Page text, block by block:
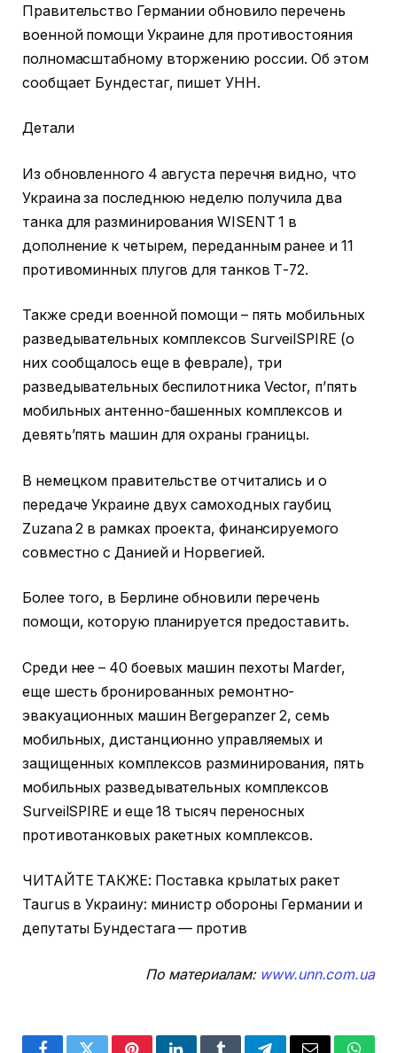
Правительство Германии обновило перечень
военной помощи Украине для противостояния
полномасштабному вторжению россии. Об этом
сообщает Бундестаг, пишет УНН.
Детали
Из обновленного 4 августа перечня видно, что
Украина за последнюю неделю получила два
танка для разминирования WISENT 1 в
дополнение к четырем, переданным ранее и 11
противоминных плугов для танков Т-72.
Также среди военной помощи – пять мобильных
разведывательных комплексов SurveilSPIRE (о
них сообщалось еще в феврале), три
разведывательных беспилотника Vector, п’пять
мобильных антенно-башенных комплексов и
девять’пять машин для охраны границы.
В немецком правительстве отчитались и о
передаче Украине двух самоходных гаубиц
Zuzana 2 в рамках проекта, финансируемого
совместно с Данией и Норвегией.
Более того, в Берлине обновили перечень
помощи, которую планируется предоставить.
Среди нее – 40 боевых машин пехоты Marder,
еще шесть бронированных ремонтно-
эвакуационных машин Bergepanzer 2, семь
мобильных, дистанционно управляемых и
защищенных комплексов разминирования, пять
мобильных разведывательных комплексов
SurveilSPIRE и еще 18 тысяч переносных
противотанковых ракетных комплексов.
ЧИТАЙТЕ ТАКЖЕ: Поставка крылатых ракет
Taurus в Украину: министр обороны Германии и
депутаты Бундестага — против
По материалам: www.unn.com.ua